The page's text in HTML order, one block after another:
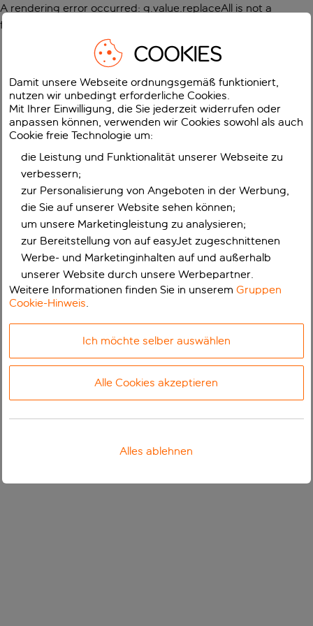
A rendering error occurred: g.value.replaceAll is not a
function
COOKIES
Damit unsere Webseite ordnungsgemäß funktioniert,
nutzen wir unbedingt erforderliche Cookies.
Mit Ihrer Einwilligung, die Sie jederzeit widerrufen oder
anpassen können, verwenden wir Cookies sowohl als auch
Cookie freie Technologie um:
die Leistung und Funktionalität unserer Webseite zu
verbessern;
zur Personalisierung von Angeboten in der Werbung,
die Sie auf unserer Website sehen können;
um unsere Marketingleistung zu analysieren;
zur Bereitstellung von auf easyJet zugeschnittenen
Werbe- und Marketinginhalten auf und außerhalb
unserer Website durch unsere Werbepartner.
Weitere Informationen finden Sie in unseremGruppen
Cookie-Hinweis.
Ich möchte selber auswählen
Alle Cookies akzeptieren
Alles ablehnen